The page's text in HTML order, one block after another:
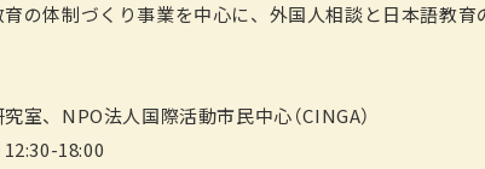
の体制づくり事業を中心に、外国人相談と日本語教
室、NPO法人国際活動市民中心（CINGA）
12:30-18:00